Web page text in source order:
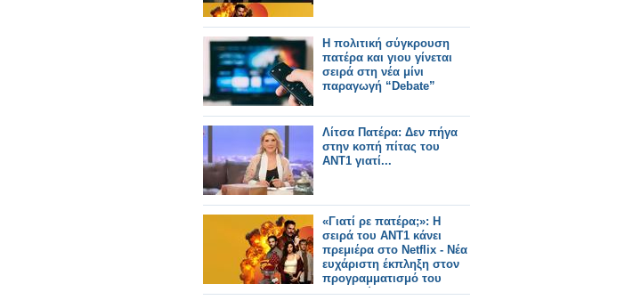
Η πολιτική σύγκρουση
πατέρα και γιου γίνεται
σειρά στη νέα μίνι
παραγωγή “Debate”
Λίτσα Πατέρα: Δεν πήγα
στην κοπή πίτας του
ΑΝΤ1 γιατί...
«Γιατί ρε πατέρα;»: Η
σειρά του ΑΝΤ1 κάνει
πρεμιέρα στο Netflix - Νέα
ευχάριστη έκπληξη στον
προγραμματισμό του
καναλιού...